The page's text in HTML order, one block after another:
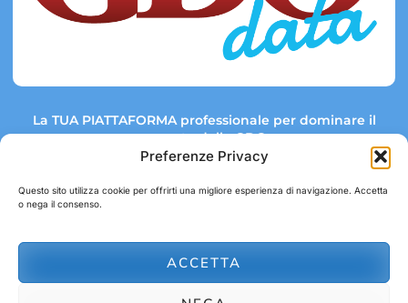
Preferenze Privacy
Questo sito utilizza cookie per offrirti una migliore esperienza di navigazione. Accetta
o nega il consenso.
ACCETTA
La TUA PIATTAFORMA professionale per dominare il
mercato della GDO.
Link rapidi:
abbonamenti@gdodata.it